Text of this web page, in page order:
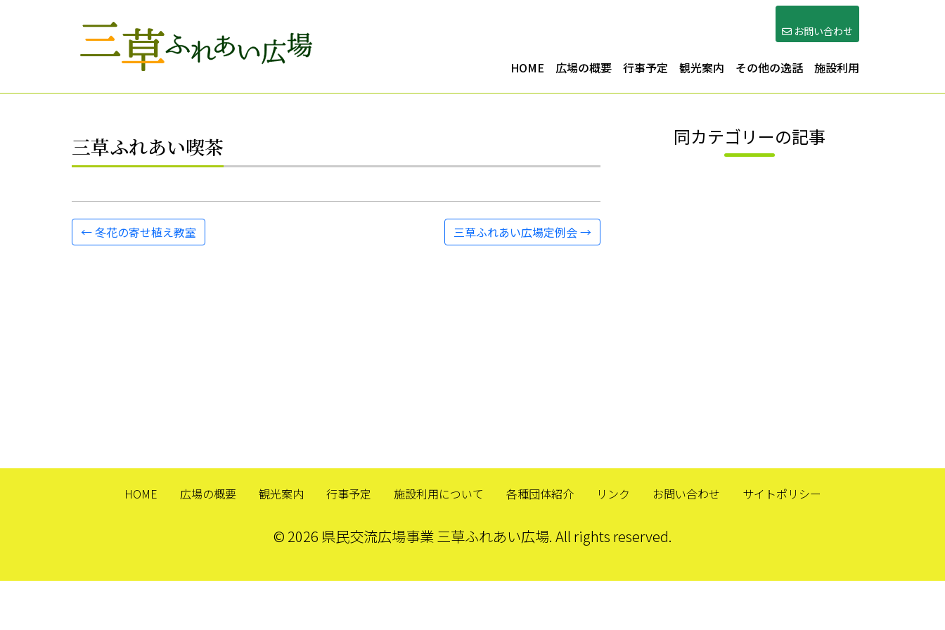
お問い合わせ
HOME 広場の概要 行事予定 観光案内 その他の逸話 施設利用
三草ふれあい喫茶
←冬花の寄せ植え教室 三草ふれあい広場定例会→
同カテゴリーの記事
HOME 広場の概要 観光案内 行事予定 施設利用について 各種団体紹介 リンク お問い合わせ サイトポリシー
© 2026 県民交流広場事業 三草ふれあい広場. All rights reserved.